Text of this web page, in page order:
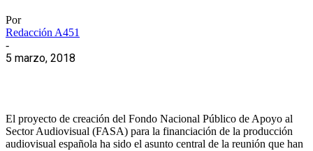
Por
Redacción A451
-
5 marzo, 2018
El proyecto de creación del Fondo Nacional Público de Apoyo al
Sector Audiovisual (FASA) para la financiación de la producción
audiovisual española ha sido el asunto central de la reunión que han